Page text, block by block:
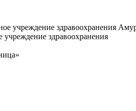
учреждение здравоохранения